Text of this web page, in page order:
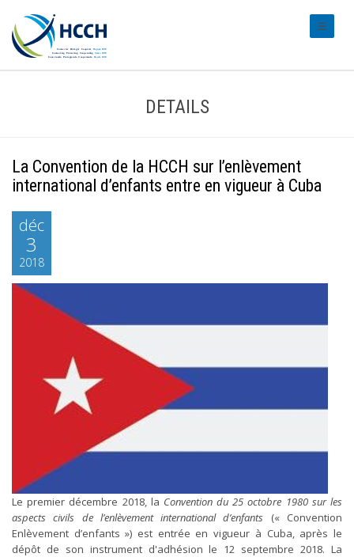
DETAILS
La Convention de la HCCH sur l’enlèvement
international d’enfants entre en vigueur à Cuba
déc
3
2018
Le premier décembre 2018, la Convention du 25 octobre 1980 sur les
aspects civils de l’enlèvement international d’enfants (« Convention
Enlèvement d’enfants ») est entrée en vigueur à Cuba, après le
dépôt de son instrument d'adhésion le 12 septembre 2018. La